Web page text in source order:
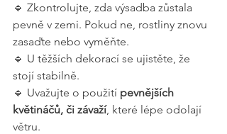
🔹 Zkontrolujte, zda výsadba zůstala
pevně v zemi. Pokud ne, rostliny znovu
zasaďte nebo vyměňte.
🔹 U těžších dekorací se ujistěte, že
stojí stabilně.
🔹 Uvažujte o použití pevnějších
květináčů, či závaží, které lépe odolají
větru.